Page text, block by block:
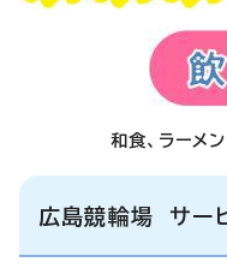
和食、ラーメ
広島競輪場 サー